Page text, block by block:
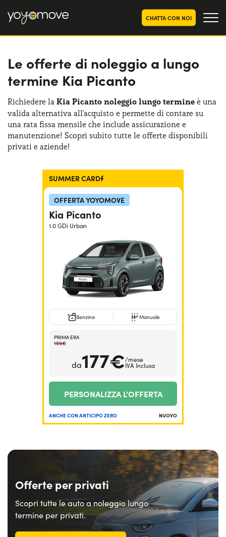
CHATTA CON NOI
OFFERTE NOLEGGIO
LUNGO TERMINE
Privati
Aziende e P.IVA
OFFERTE NOLEGGIO
CHI SIAMO
La nostra storia
Lavora con noi
COME FUNZIONA
SCEGLI UN PAESE
Le offerte di noleggio a lungo
termine Kia Picanto
Richiedere la Kia Picanto noleggio lungo termine è una
valida alternativa all'acquisto e permette di contare su
una rata fissa mensile che include assicurazione e
manutenzione! Scopri subito tutte le offerte disponibili
privati e aziende!
SUMMER CARD
OFFERTA YOYOMOVE
Kia Picanto
1.0 GDi Urban
Benzina Manuale
PRIMA ERA
199€
da177€/mese
IVA Inclusa
PERSONALIZZA L’OFFERTA
ANCHE CON ANTICIPO ZERO NUOVO
Offerte per privati
Scopri tutte le auto a noleggio lungo
termine per privati.